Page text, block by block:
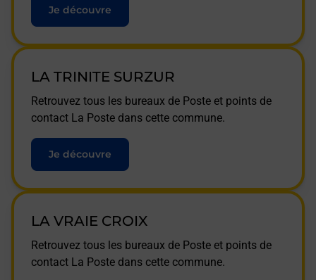
Je découvre
LA TRINITE SURZUR
Retrouvez tous les bureaux de Poste et points de
contact La Poste dans cette commune.
Je découvre
LA VRAIE CROIX
Retrouvez tous les bureaux de Poste et points de
contact La Poste dans cette commune.